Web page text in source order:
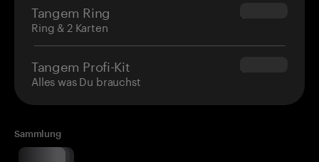
Tangem Ring
Ring & 2 Karten
$160.00
Tangem Profi-Kit
Alles was Du brauchst
$180.00
Sammlung